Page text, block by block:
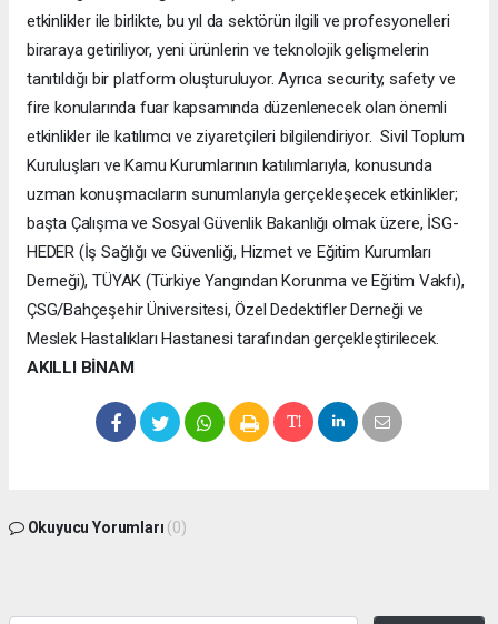
etkinlikler ile birlikte, bu yıl da sektörün ilgili ve profesyonelleri
biraraya getiriliyor, yeni ürünlerin ve teknolojik gelişmelerin
tanıtıldığı bir platform oluşturuluyor. Ayrıca security, safety ve
fire konularında fuar kapsamında düzenlenecek olan önemli
etkinlikler ile katılımcı ve ziyaretçileri bilgilendiriyor. Sivil Toplum
Kuruluşları ve Kamu Kurumlarının katılımlarıyla, konusunda
uzman konuşmacıların sunumlarıyla gerçekleşecek etkinlikler;
başta Çalışma ve Sosyal Güvenlik Bakanlığı olmak üzere, İSG-
HEDER (İş Sağlığı ve Güvenliği, Hizmet ve Eğitim Kurumları
Derneği), TÜYAK (Türkiye Yangından Korunma ve Eğitim Vakfı),
ÇSG/Bahçeşehir Üniversitesi, Özel Dedektifler Derneği ve
Meslek Hastalıkları Hastanesi tarafından gerçekleştirilecek.
AKILLI BİNAM
Okuyucu Yorumları (0)